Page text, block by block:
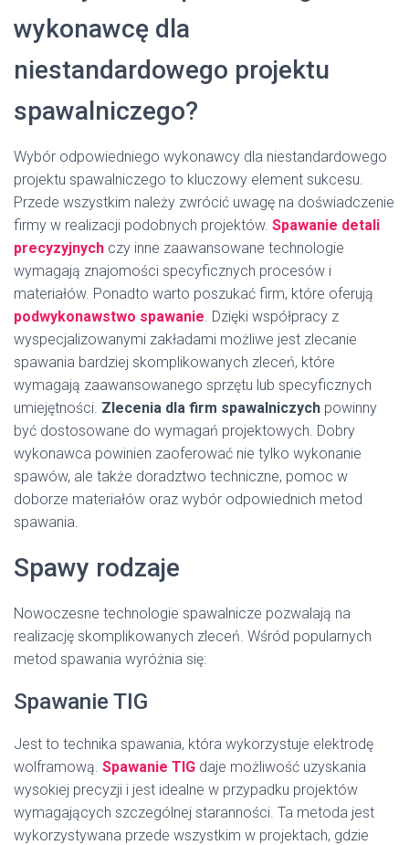
wykonawcę dla
niestandardowego projektu
spawalniczego?
Wybór odpowiedniego wykonawcy dla niestandardowego
projektu spawalniczego to kluczowy element sukcesu.
Przede wszystkim należy zwrócić uwagę na doświadczenie
firmy w realizacji podobnych projektów. Spawanie detali
precyzyjnych czy inne zaawansowane technologie
wymagają znajomości specyficznych procesów i
materiałów. Ponadto warto poszukać firm, które oferują
podwykonawstwo spawanie. Dzięki współpracy z
wyspecjalizowanymi zakładami możliwe jest zlecanie
spawania bardziej skomplikowanych zleceń, które
wymagają zaawansowanego sprzętu lub specyficznych
umiejętności. Zlecenia dla firm spawalniczych powinny
być dostosowane do wymagań projektowych. Dobry
wykonawca powinien zaoferować nie tylko wykonanie
spawów, ale także doradztwo techniczne, pomoc w
doborze materiałów oraz wybór odpowiednich metod
spawania.
Spawy rodzaje
Nowoczesne technologie spawalnicze pozwalają na
realizację skomplikowanych zleceń. Wśród popularnych
metod spawania wyróżnia się:
Spawanie TIG
Jest to technika spawania, która wykorzystuje elektrodę
wolframową. Spawanie TIG daje możliwość uzyskania
wysokiej precyzji i jest idealne w przypadku projektów
wymagających szczególnej staranności. Ta metoda jest
wykorzystywana przede wszystkim w projektach, gdzie